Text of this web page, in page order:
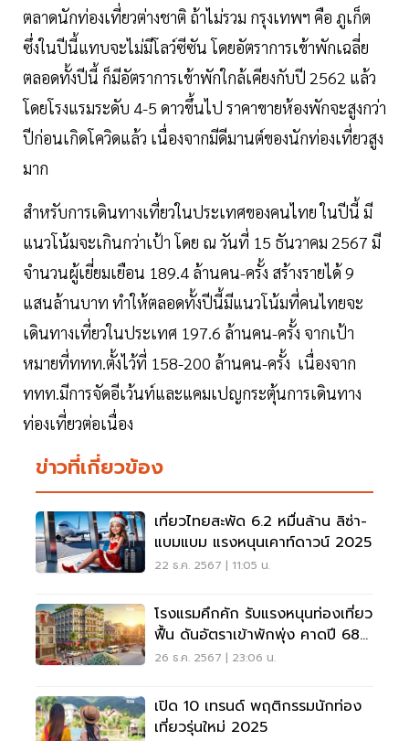
ตลาดนักท่องเที่ยวต่างชาติ ถ้าไม่รวม กรุงเทพฯ คือ ภูเก็ต
ซึ่งในปีนี้แทบจะไม่มีโลว์ซีซัน โดยอัตราการเข้าพักเฉลี่ย
ตลอดทั้งปีนี้ ก็มีอัตราการเข้าพักใกล้เคียงกับปี 2562 แล้ว
โดยโรงแรมระดับ 4-5 ดาวขึ้นไป ราคาขายห้องพักจะสูงกว่า
ปีก่อนเกิดโควิดแล้ว เนื่องจากมีดีมานต์ของนักท่องเที่ยวสูง
มาก
สำหรับการเดินทางเที่ยวในประเทศของคนไทย ในปีนี้ มี
แนวโน้มจะเกินกว่าเป้า โดย ณ วันที่ 15 ธันวาคม 2567 มี
จำนวนผู้เยี่ยมเยือน 189.4 ล้านคน-ครั้ง สร้างรายได้ 9
แสนล้านบาท ทำให้ตลอดทั้งปีนี้มีแนวโน้มที่คนไทยจะ
เดินทางเที่ยวในประเทศ 197.6 ล้านคน-ครั้ง จากเป้า
หมายที่ททท.ตั้งไว้ที่ 158-200 ล้านคน-ครั้ง เนื่องจาก
ททท.มีการจัดอีเว้นท์และแคมเปญกระตุ้นการเดินทาง
ท่องเที่ยวต่อเนื่อง
ข่าวที่เกี่ยวข้อง
เที่ยวไทยสะพัด 6.2 หมื่นล้าน ลิซ่า-
แบมแบม แรงหนุนเคาท์ดาวน์ 2025
22 ธ.ค. 2567 | 11:05 น.
โรงแรมคึกคัก รับแรงหนุนท่องเที่ยว
ฟื้น ดันอัตราเข้าพักพุ่ง คาดปี 68
โตต่อ
26 ธ.ค. 2567 | 23:06 น.
เปิด 10 เทรนด์ พฤติกรรมนักท่อง
เที่ยวรุ่นใหม่ 2025